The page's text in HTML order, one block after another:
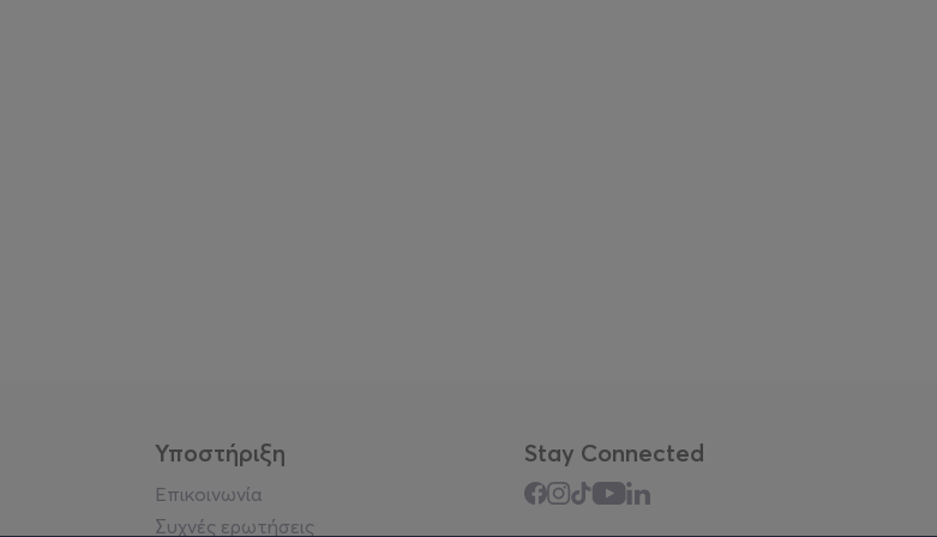
Υποστήριξη
Επικοινωνία
Συχνές ερωτήσεις
Stay Connected